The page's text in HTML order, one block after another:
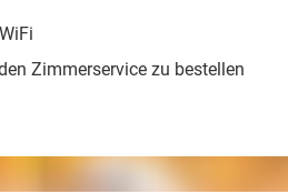
Zimmerservice zu bestellen